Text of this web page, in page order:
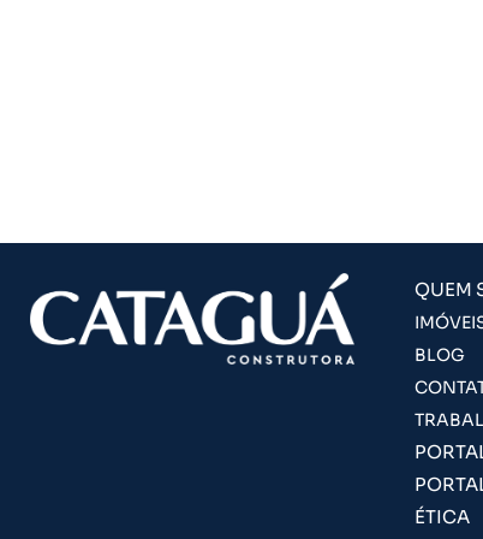
QUEM
BLOG
ÉTICA